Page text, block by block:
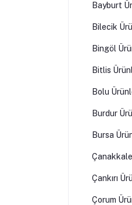
Bayburt
Bilecik
Bingöl
Bitlis
Bolu
Burdur
Bursa
Çankırı
Çorum